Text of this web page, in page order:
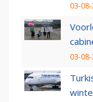
03-
03-